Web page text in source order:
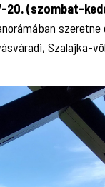
20. (szombat-
szeretne
Szalajka-